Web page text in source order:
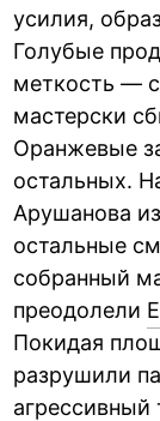
усилия,
Голубые
меткость —
мастерски
Оранжевые
остальных.
Арушанова
остальные
собранный
преодолели
Покидая
разрушили
агрессивный